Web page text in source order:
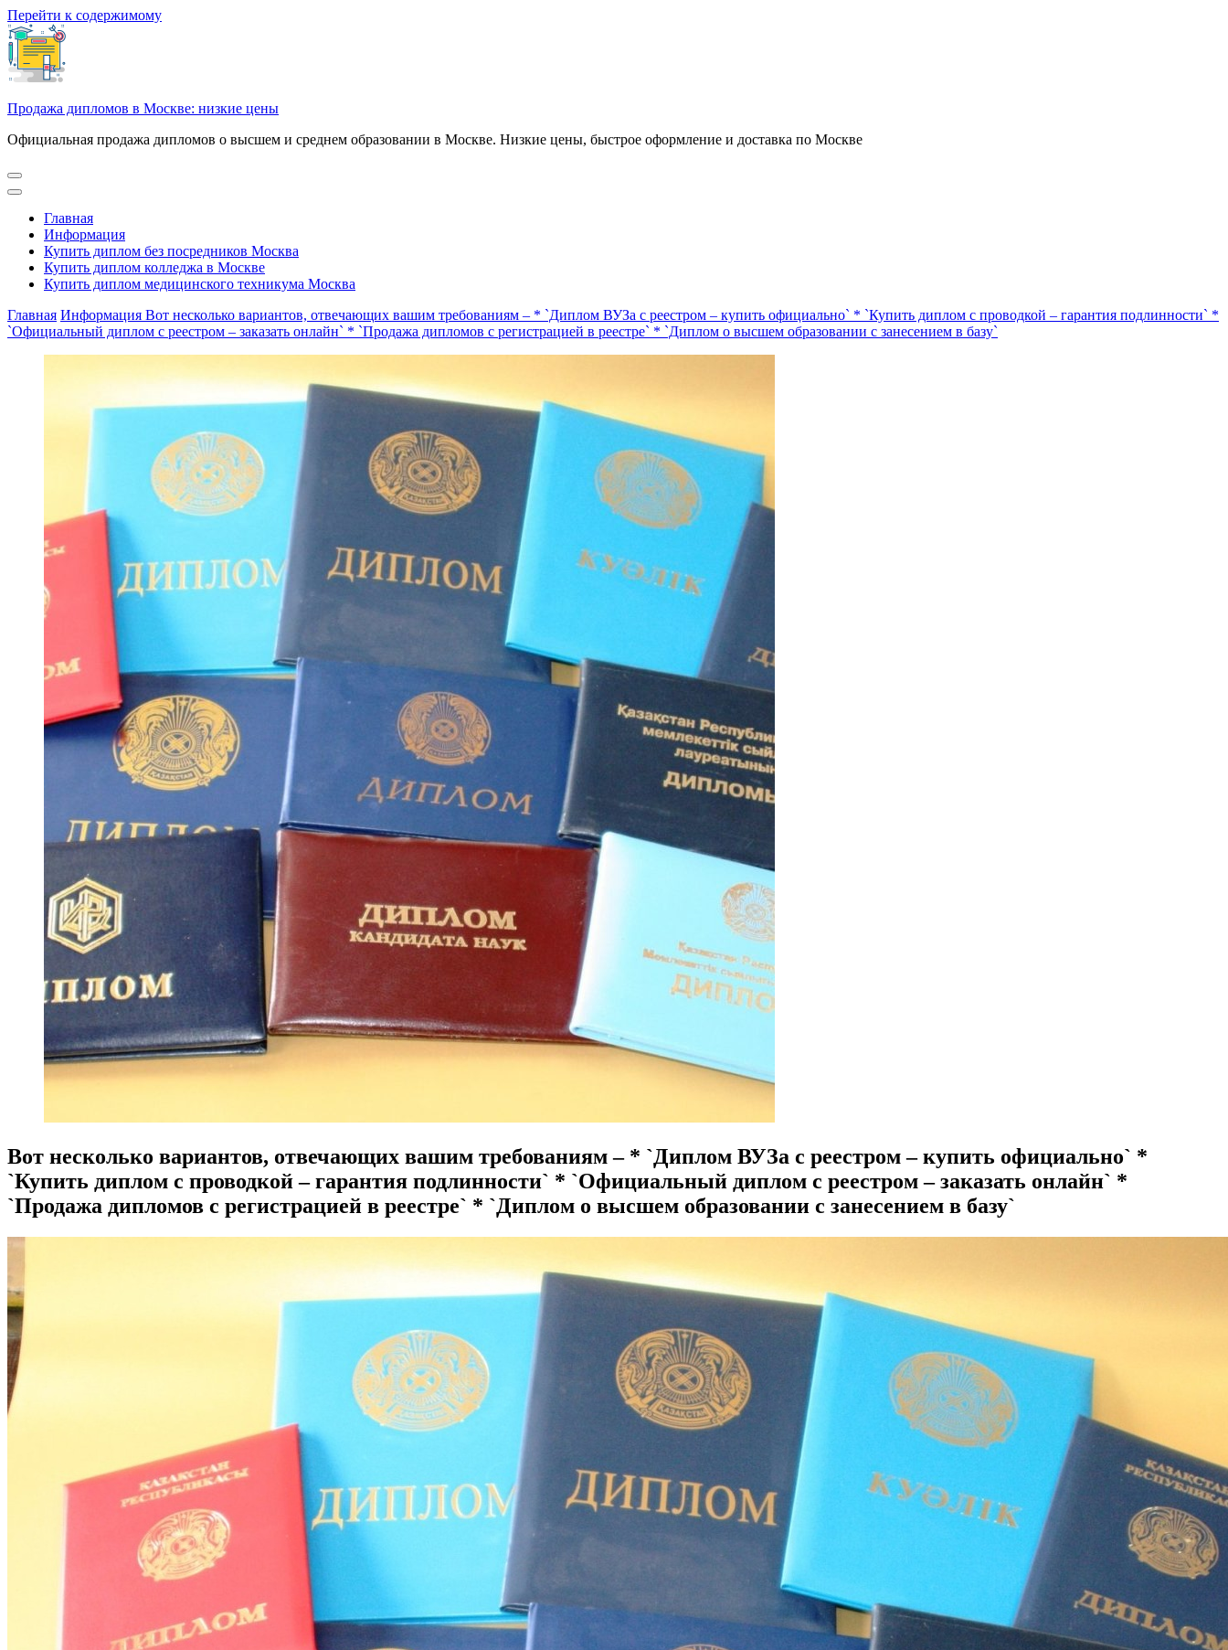
Перейти к содержимому
Продажа дипломов в Москве: низкие цены
Официальная продажа дипломов о высшем и среднем образовании в Москве. Низкие цены, быстрое оформление и доставка по Москве
Главная
Информация
Купить диплом без посредников Москва
Купить диплом колледжа в Москве
Купить диплом медицинского техникума Москва
Главная Информация Вот несколько вариантов, отвечающих вашим требованиям – * `Диплом ВУЗа с реестром – купить официально` * `Купить диплом с проводкой – гарантия подлинности` *
`Официальный диплом с реестром – заказать онлайн` * `Продажа дипломов с регистрацией в реестре` * `Диплом о высшем образовании с занесением в базу`
Вот несколько вариантов, отвечающих вашим требованиям – * `Диплом ВУЗа с реестром – купить официально` *
`Купить диплом с проводкой – гарантия подлинности` * `Официальный диплом с реестром – заказать онлайн` *
`Продажа дипломов с регистрацией в реестре` * `Диплом о высшем образовании с занесением в базу`